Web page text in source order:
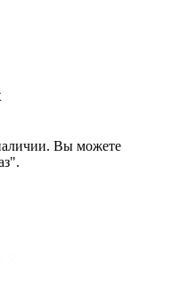
Вы можете